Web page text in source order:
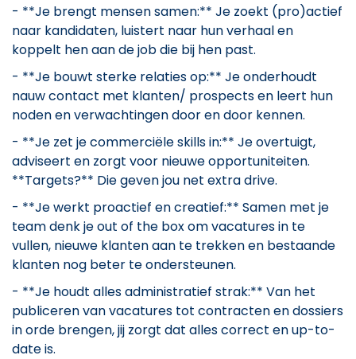
- **Je brengt mensen samen:** Je zoekt (pro)actief
naar kandidaten, luistert naar hun verhaal en
koppelt hen aan de job die bij hen past.
- **Je bouwt sterke relaties op:** Je onderhoudt
nauw contact met klanten/ prospects en leert hun
noden en verwachtingen door en door kennen.
- **Je zet je commerciële skills in:** Je overtuigt,
adviseert en zorgt voor nieuwe opportuniteiten.
**Targets?** Die geven jou net extra drive.
- **Je werkt proactief en creatief:** Samen met je
team denk je out of the box om vacatures in te
vullen, nieuwe klanten aan te trekken en bestaande
klanten nog beter te ondersteunen.
- **Je houdt alles administratief strak:** Van het
publiceren van vacatures tot contracten en dossiers
in orde brengen, jij zorgt dat alles correct en up-to-
date is.